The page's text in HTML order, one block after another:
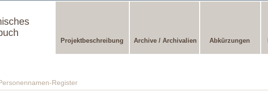
Projektbeschreibung Archive / Archivalien Abkürzungen
Register